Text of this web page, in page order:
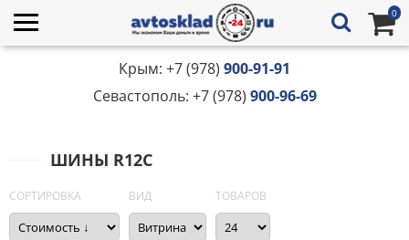
0
Крым: +7 (978) 900-91-91
Севастополь: +7 (978) 900-96-69
ШИНЫ R12C
СОРТИРОВКА ВИД ТОВАРОВ